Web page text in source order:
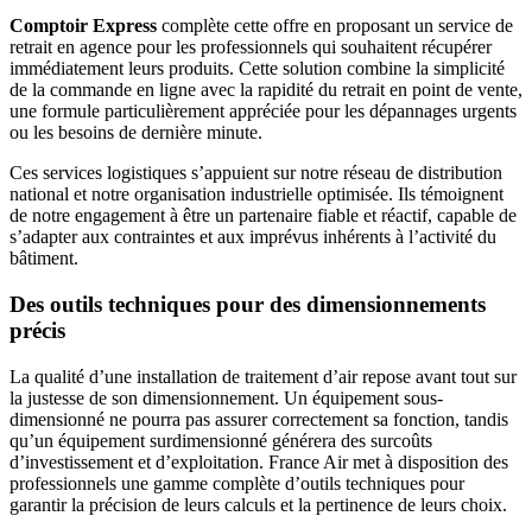
Comptoir Express complète cette offre en proposant un service de
retrait en agence pour les professionnels qui souhaitent récupérer
immédiatement leurs produits. Cette solution combine la simplicité
de la commande en ligne avec la rapidité du retrait en point de vente,
une formule particulièrement appréciée pour les dépannages urgents
ou les besoins de dernière minute.
Ces services logistiques s’appuient sur notre réseau de distribution
national et notre organisation industrielle optimisée. Ils témoignent
de notre engagement à être un partenaire fiable et réactif, capable de
s’adapter aux contraintes et aux imprévus inhérents à l’activité du
bâtiment.
Des outils techniques pour des dimensionnements
précis
La qualité d’une installation de traitement d’air repose avant tout sur
la justesse de son dimensionnement. Un équipement sous-
dimensionné ne pourra pas assurer correctement sa fonction, tandis
qu’un équipement surdimensionné générera des surcoûts
d’investissement et d’exploitation. France Air met à disposition des
professionnels une gamme complète d’outils techniques pour
garantir la précision de leurs calculs et la pertinence de leurs choix.